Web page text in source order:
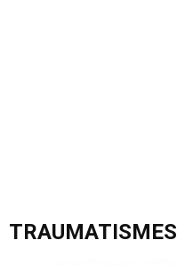
TRAUMATISMES